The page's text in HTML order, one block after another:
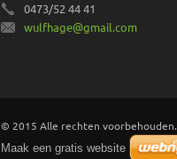
0473/52 44 41
wulfhage@gmail.com
© 2015 Alle rechten voorbehouden.
Maak een gratis website